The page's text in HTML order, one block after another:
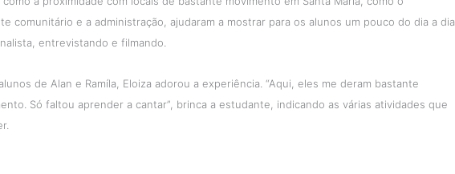
comunitário e a administração, ajudaram a mostrar para os alunos um pouco do dia a dia
entrevistando e filmando.
de Alan e Ramíla, Eloiza adorou a experiência. “Aqui, eles me deram bastante
Só faltou aprender a cantar”, brinca a estudante, indicando as várias atividades que